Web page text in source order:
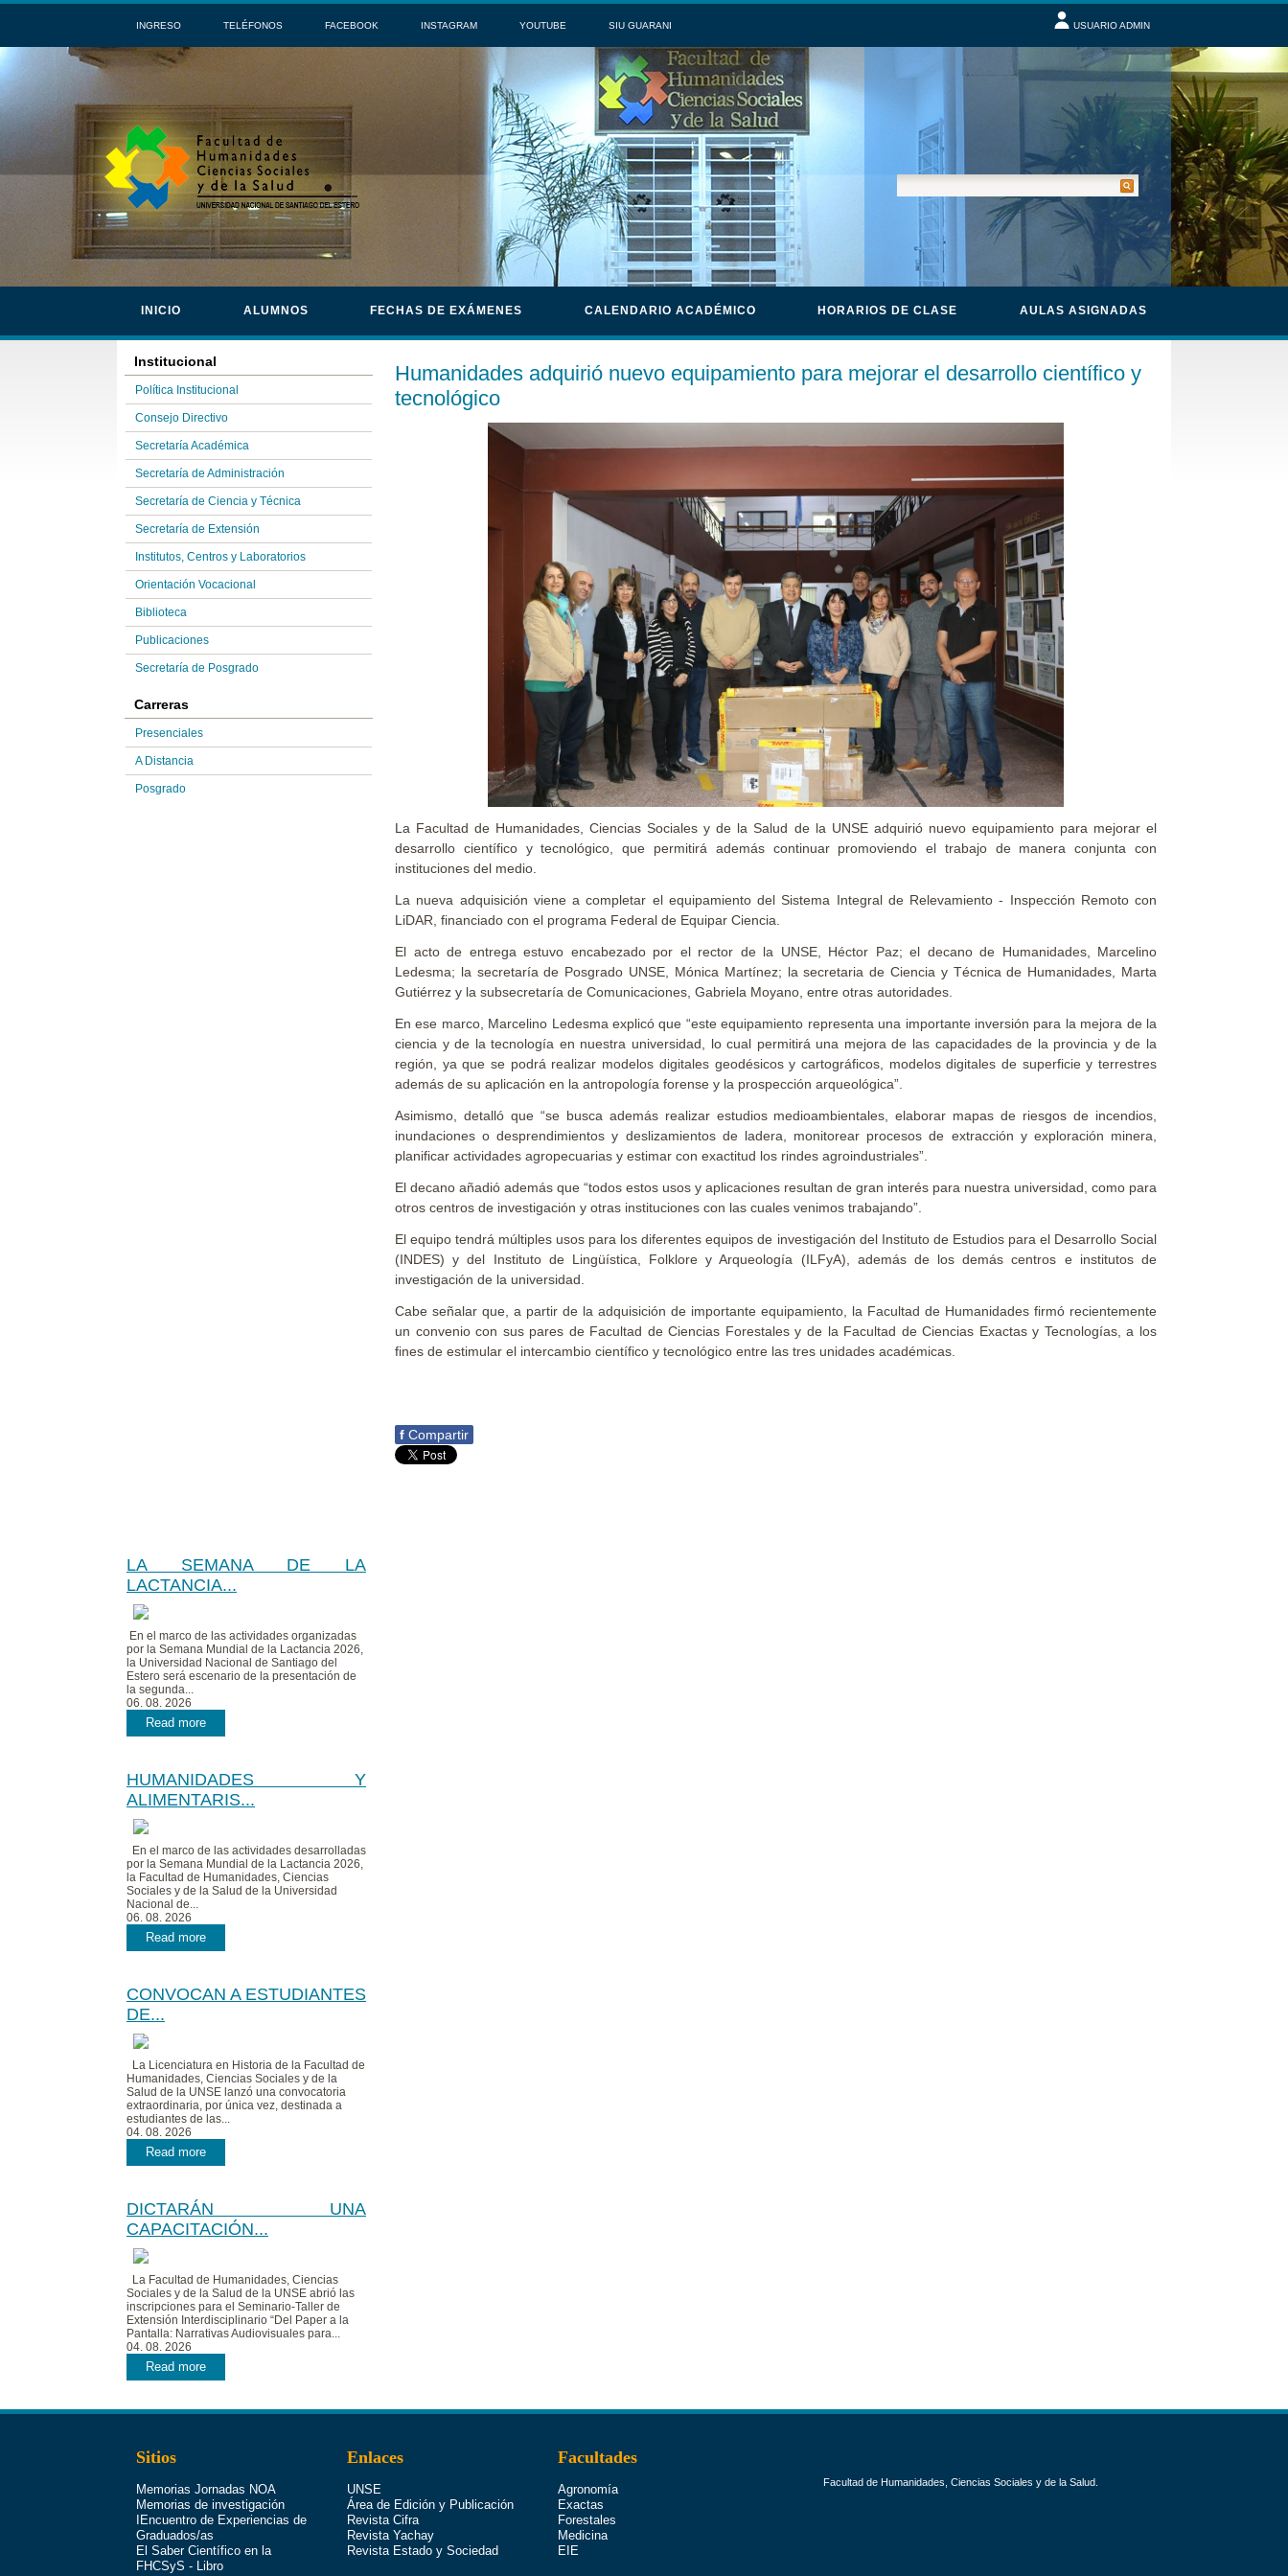
INGRESO TELÉFONOS FACEBOOK INSTAGRAM YOUTUBE SIU GUARANI USUARIO ADMIN
INICIO ALUMNOS FECHAS DE EXÁMENES CALENDARIO ACADÉMICO HORARIOS DE CLASE AULAS ASIGNADAS
Institucional
Política Institucional
Consejo Directivo
Secretaría Académica
Secretaría de Administración
Secretaría de Ciencia y Técnica
Secretaría de Extensión
Institutos, Centros y Laboratorios
Orientación Vocacional
Biblioteca
Publicaciones
Secretaría de Posgrado
Carreras
Presenciales
A Distancia
Posgrado
Humanidades adquirió nuevo equipamiento para mejorar el desarrollo científico y
tecnológico
La Facultad de Humanidades, Ciencias Sociales y de la Salud de la UNSE adquirió nuevo equipamiento para mejorar el
desarrollo científico y tecnológico, que permitirá además continuar promoviendo el trabajo de manera conjunta con
instituciones del medio.
La nueva adquisición viene a completar el equipamiento del Sistema Integral de Relevamiento - Inspección Remoto con
LiDAR, financiado con el programa Federal de Equipar Ciencia.
El acto de entrega estuvo encabezado por el rector de la UNSE, Héctor Paz; el decano de Humanidades, Marcelino
Ledesma; la secretaría de Posgrado UNSE, Mónica Martínez; la secretaria de Ciencia y Técnica de Humanidades, Marta
Gutiérrez y la subsecretaría de Comunicaciones, Gabriela Moyano, entre otras autoridades.
En ese marco, Marcelino Ledesma explicó que “este equipamiento representa una importante inversión para la mejora de la
ciencia y de la tecnología en nuestra universidad, lo cual permitirá una mejora de las capacidades de la provincia y de la
región, ya que se podrá realizar modelos digitales geodésicos y cartográficos, modelos digitales de superficie y terrestres
además de su aplicación en la antropología forense y la prospección arqueológica”.
Asimismo, detalló que “se busca además realizar estudios medioambientales, elaborar mapas de riesgos de incendios,
inundaciones o desprendimientos y deslizamientos de ladera, monitorear procesos de extracción y exploración minera,
planificar actividades agropecuarias y estimar con exactitud los rindes agroindustriales”.
El decano añadió además que “todos estos usos y aplicaciones resultan de gran interés para nuestra universidad, como para
otros centros de investigación y otras instituciones con las cuales venimos trabajando”.
El equipo tendrá múltiples usos para los diferentes equipos de investigación del Instituto de Estudios para el Desarrollo Social
(INDES) y del Instituto de Lingüística, Folklore y Arqueología (ILFyA), además de los demás centros e institutos de
investigación de la universidad.
Cabe señalar que, a partir de la adquisición de importante equipamiento, la Facultad de Humanidades firmó recientemente
un convenio con sus pares de Facultad de Ciencias Forestales y de la Facultad de Ciencias Exactas y Tecnologías, a los
fines de estimular el intercambio científico y tecnológico entre las tres unidades académicas.
f Compartir
LA SEMANA DE LA
LACTANCIA...
En el marco de las actividades organizadas
por la Semana Mundial de la Lactancia 2026,
la Universidad Nacional de Santiago del
Estero será escenario de la presentación de
la segunda...
06. 08. 2026
Read more
HUMANIDADES Y
ALIMENTARIS...
En el marco de las actividades desarrolladas
por la Semana Mundial de la Lactancia 2026,
la Facultad de Humanidades, Ciencias
Sociales y de la Salud de la Universidad
Nacional de...
06. 08. 2026
Read more
CONVOCAN A ESTUDIANTES
DE...
La Licenciatura en Historia de la Facultad de
Humanidades, Ciencias Sociales y de la
Salud de la UNSE lanzó una convocatoria
extraordinaria, por única vez, destinada a
estudiantes de las...
04. 08. 2026
Read more
DICTARÁN UNA
CAPACITACIÓN...
La Facultad de Humanidades, Ciencias
Sociales y de la Salud de la UNSE abrió las
inscripciones para el Seminario-Taller de
Extensión Interdisciplinario “Del Paper a la
Pantalla: Narrativas Audiovisuales para...
04. 08. 2026
Read more
Sitios
Memorias Jornadas NOA
Memorias de investigación
IEncuentro de Experiencias de
Graduados/as
El Saber Científico en la
FHCSyS - Libro
Enlaces
UNSE
Área de Edición y Publicación
Revista Cifra
Revista Yachay
Revista Estado y Sociedad
Facultades
Agronomía
Exactas
Forestales
Medicina
EIE
Facultad de Humanidades, Ciencias Sociales y de la Salud.